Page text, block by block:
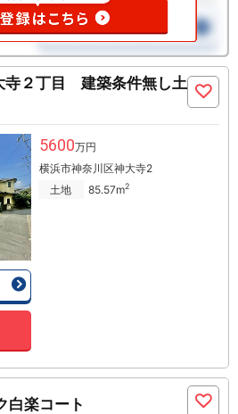
寺２丁目 建築条件無し土
5600万円
横浜市神奈川区神大寺2
土地
85.57m2
白楽コート